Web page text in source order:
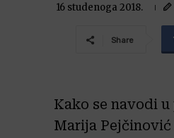
16 studenoga 2018.
Share
Kako se navodi
Marija